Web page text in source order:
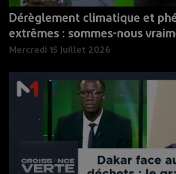
Dérèglement climatique et
extrêmes : sommes-nous
Mercredi 15 Juillet 2026